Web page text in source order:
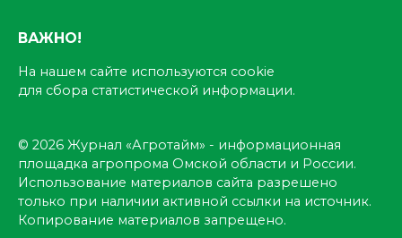
ВАЖНО!
На нашем сайте используются cookie
для сбора статистической информации.
© 2026 Журнал «Агротайм» - информационная
площадка агропрома Омской области и России.
Использование материалов сайта разрешено
только при наличии активной ссылки на источник.
Копирование материалов запрещено.